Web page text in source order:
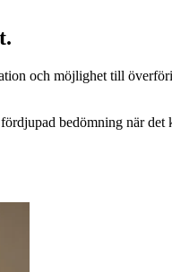
och möjlighet till
bedömning när det